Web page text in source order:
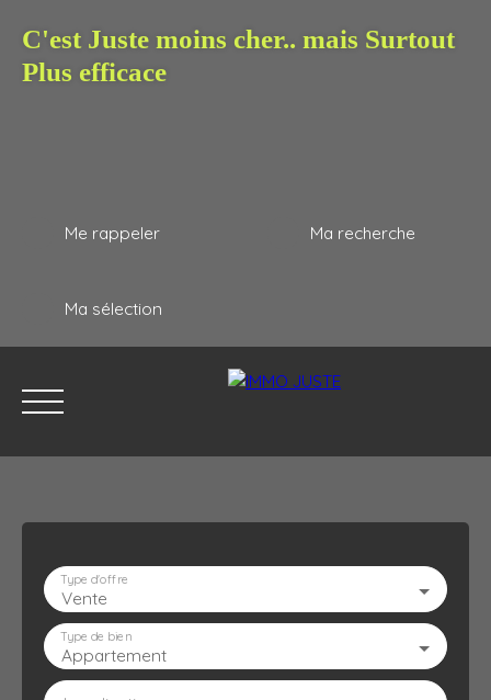
C'est Juste moins cher.. mais Surtout
Plus efficace
Me rappeler Ma recherche
Ma sélection
ACCUEIL ESTIMATION
Vente
Type d'offre
Appartement
Type de bien